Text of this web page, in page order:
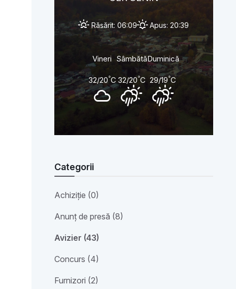
Răsărit: 06:09 Apus: 20:39
Vineri
32/20°C
Sâmbătă
32/20°C
Duminică
29/19°C
Categorii
Achiziție (0)
Anunț de presă (8)
Avizier (43)
Concurs (4)
Furnizori (2)